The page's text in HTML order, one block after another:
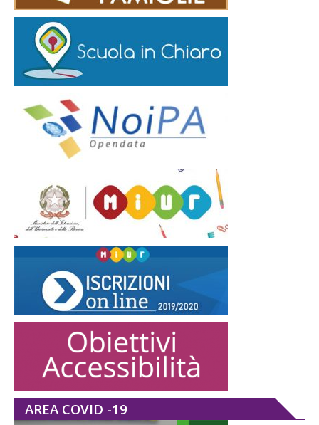
AREA COVID -19